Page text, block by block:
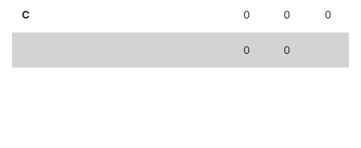
C 0 0 0
0 0